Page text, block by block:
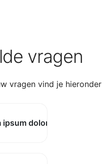
vragen
vragen vind je hieronder
ipsum dolor sit amet